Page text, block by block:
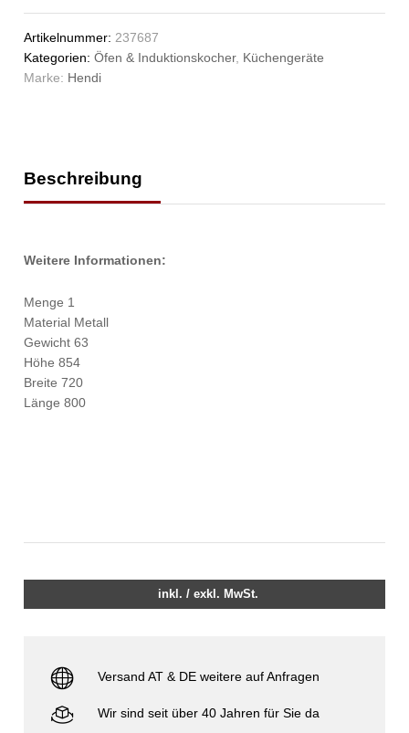
Artikelnummer: 237687
Kategorien:Öfen & Induktionskocher, Küchengeräte
Marke: Hendi
Beschreibung
Weitere Informationen:
Menge 1
Material Metall
Gewicht 63
Höhe 854
Breite 720
Länge 800
inkl. / exkl. MwSt.
Versand AT & DE weitere auf Anfragen
Wir sind seit über 40 Jahren für Sie da